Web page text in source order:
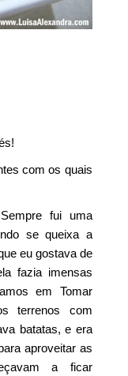
com os quais
fui uma
se queixa a
eu gostava de
fazia imensas
em Tomar
terrenos com
batatas, e era
aproveitar as
a ficar